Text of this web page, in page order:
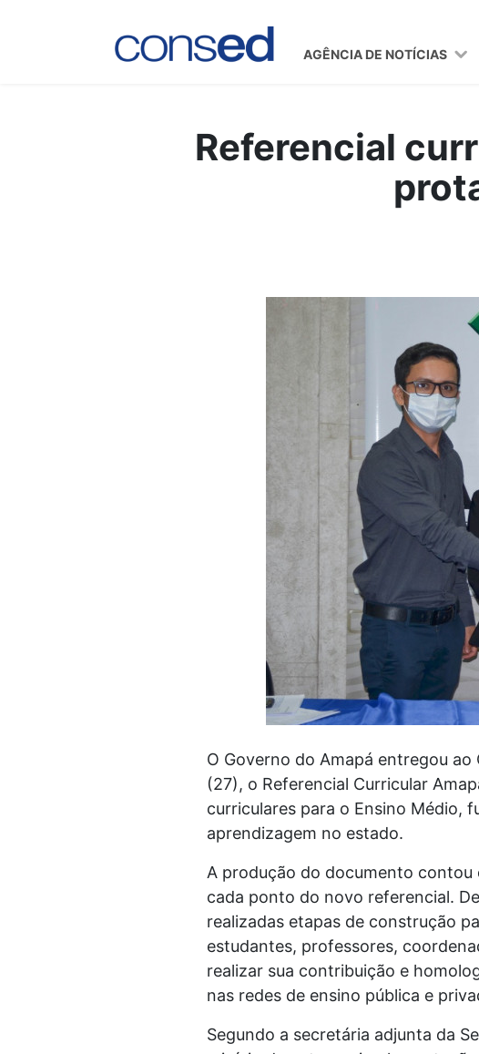
AGÊNCIA DE NOTÍCIAS
Referencial
O Governo do Amapá entregou
(27), o Referencial Curricular
curriculares para o Ensino Médio,
aprendizagem no estado.
A produção do documento
cada ponto do novo referencial.
realizadas etapas de construção
estudantes, professores,
realizar sua contribuição e
nas redes de ensino pública e
Segundo a secretária adjunta da